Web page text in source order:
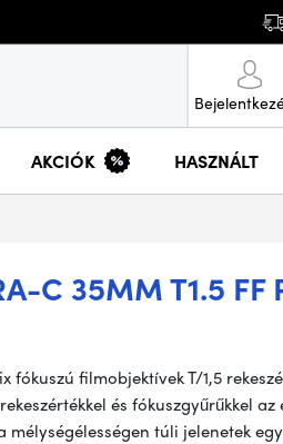
AKCIÓK HASZNÁLT
C 35MM T1.5 FF
fókuszú filmobjektívek T/1,5
és fókuszgyűrűkkel
mélységélességen túli jelenetek